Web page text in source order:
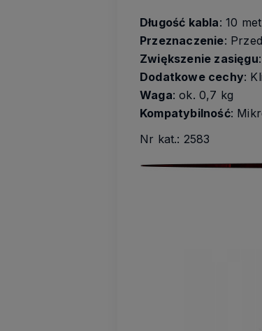
Długość kabla: 10
Przeznaczenie:
Zwiększenie zasięgu
Dodatkowe cechy:
Waga: ok. 0,7 kg
Kompatybilność:
Nr kat.: 2583